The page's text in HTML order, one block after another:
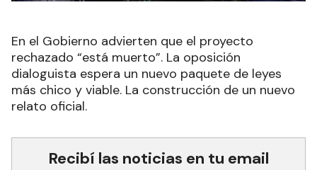
En el Gobierno advierten que el proyecto
rechazado “está muerto”. La oposición
dialoguista espera un nuevo paquete de leyes
más chico y viable. La construcción de un nuevo
relato oficial.
Recibí las noticias en tu email